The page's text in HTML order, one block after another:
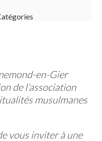
en-Gier
de l’association
musulmanes
vous inviter à une